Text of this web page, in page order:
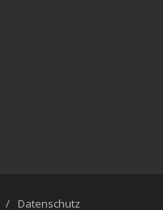
Datenschutz